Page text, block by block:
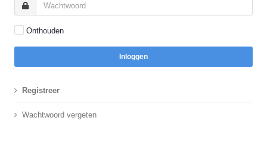
Onthouden
Inloggen
Registreer
Wachtwoord vergeten